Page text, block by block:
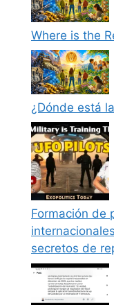
Where is the
¿Dónde está
Formación de
secretos de